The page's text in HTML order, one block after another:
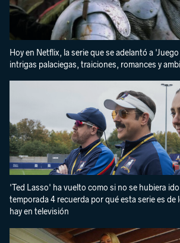
Hoy en Netflix, la serie que se adelantó a
intrigas palaciegas, traiciones, romances y
'Ted Lasso' ha vuelto como si no se hubiera
temporada 4 recuerda por qué esta serie es de
hay en televisión